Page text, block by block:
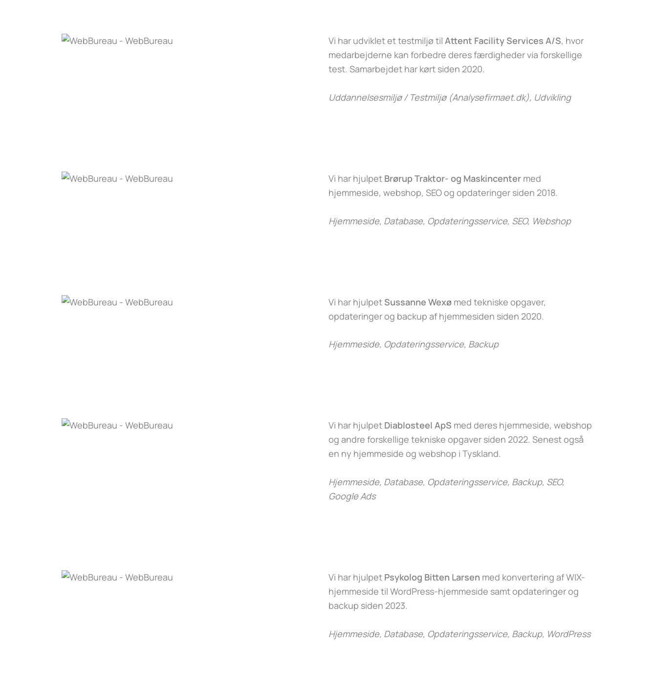
Vi har udviklet et testmiljø til Attent Facility Services A/S, hvor
medarbejderne kan forbedre deres færdigheder via forskellige
test. Samarbejdet har kørt siden 2020.
Uddannelsesmiljø / Testmiljø (Analysefirmaet.dk), Udvikling
Vi har hjulpet Brørup Traktor- og Maskincenter med
hjemmeside, webshop, SEO og opdateringer siden 2018.
Hjemmeside, Database, Opdateringsservice, SEO, Webshop
Vi har hjulpet Sussanne Wexø med tekniske opgaver,
opdateringer og backup af hjemmesiden siden 2020.
Hjemmeside, Opdateringsservice, Backup
Vi har hjulpet Diablosteel ApS med deres hjemmeside, webshop
og andre forskellige tekniske opgaver siden 2022. Senest også
en ny hjemmeside og webshop i Tyskland.
Hjemmeside, Database, Opdateringsservice, Backup, SEO,
Google Ads
Vi har hjulpet Psykolog Bitten Larsen med konvertering af WIX-
hjemmeside til WordPress-hjemmeside samt opdateringer og
backup siden 2023.
Hjemmeside, Database, Opdateringsservice, Backup, WordPress